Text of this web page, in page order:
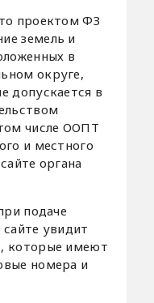
проектом ФЗ
земель и
в
округе,
допускается в
числе ООПТ
и местного
органа
подаче
увидит
которые имеют
номера и